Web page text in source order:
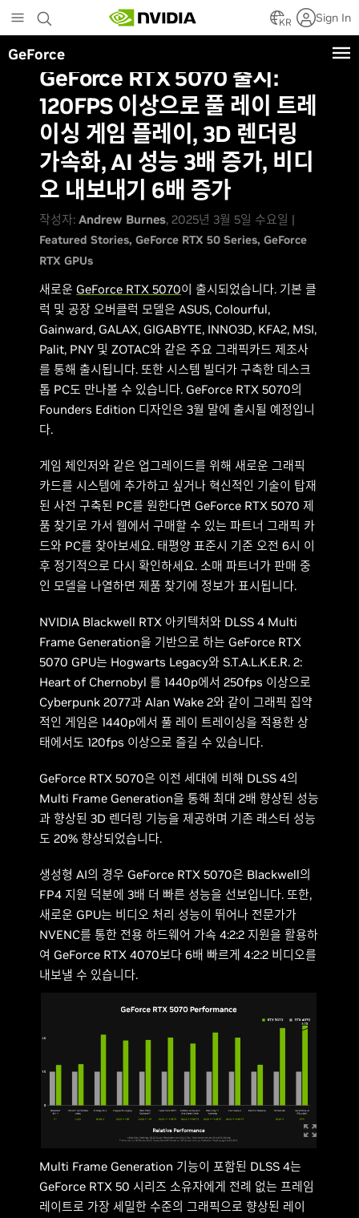
to
main
content
KR Sign In
GeForce
GeForce RTX 5070 출시:
120FPS 이상으로 풀 레이 트레
이싱 게임 플레이, 3D 렌더링
가속화, AI 성능 3배 증가, 비디
오 내보내기 6배 증가
작성자:Andrew Burnes, 2025년 3월 5일 수요일 |
Featured Stories GeForce RTX 50 Series GeForce
RTX GPUs
새로운 GeForce RTX 5070이 출시되었습니다. 기본 클
럭 및 공장 오버클럭 모델은 ASUS, Colourful,
Gainward, GALAX, GIGABYTE, INNO3D, KFA2, MSI,
Palit, PNY 및 ZOTAC와 같은 주요 그래픽카드 제조사
를 통해 출시됩니다. 또한 시스템 빌더가 구축한 데스크
톱 PC도 만나볼 수 있습니다. GeForce RTX 5070의
Founders Edition 디자인은 3월 말에 출시될 예정입니
다.
게임 체인저와 같은 업그레이드를 위해 새로운 그래픽
카드를 시스템에 추가하고 싶거나 혁신적인 기술이 탑재
된 사전 구축된 PC를 원한다면 GeForce RTX 5070 제
품 찾기로 가서 웹에서 구매할 수 있는 파트너 그래픽 카
드와 PC를 찾아보세요. 태평양 표준시 기준 오전 6시 이
후 정기적으로 다시 확인하세요. 소매 파트너가 판매 중
인 모델을 나열하면 제품 찾기에 정보가 표시됩니다.
NVIDIA Blackwell RTX 아키텍처와 DLSS 4 Multi
Frame Generation을 기반으로 하는 GeForce RTX
5070 GPU는 Hogwarts Legacy와 S.T.A.L.K.E.R. 2:
Heart of Chernobyl 를 1440p에서 250fps 이상으로
Cyberpunk 2077과 Alan Wake 2와 같이 그래픽 집약
적인 게임은 1440p에서 풀 레이 트레이싱을 적용한 상
태에서도 120fps 이상으로 즐길 수 있습니다.
GeForce RTX 5070은 이전 세대에 비해 DLSS 4의
Multi Frame Generation을 통해 최대 2배 향상된 성능
과 향상된 3D 렌더링 기능을 제공하며 기존 래스터 성능
도 20% 향상되었습니다.
생성형 AI의 경우 GeForce RTX 5070은 Blackwell의
FP4 지원 덕분에 3배 더 빠른 성능을 선보입니다. 또한,
새로운 GPU는 비디오 처리 성능이 뛰어나 전문가가
NVENC를 통한 전용 하드웨어 가속 4:2:2 지원을 활용하
여 GeForce RTX 4070보다 6배 빠르게 4:2:2 비디오를
내보낼 수 있습니다.
Multi Frame Generation 기능이 포함된 DLSS 4는
GeForce RTX 50 시리즈 소유자에게 전례 없는 프레임
레이트로 가장 세밀한 수준의 그래픽으로 향상된 레이